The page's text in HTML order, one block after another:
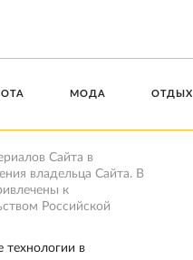
МОДА ОТДЫХ
Сайта в
владельца Сайта. В
к
Российской
в